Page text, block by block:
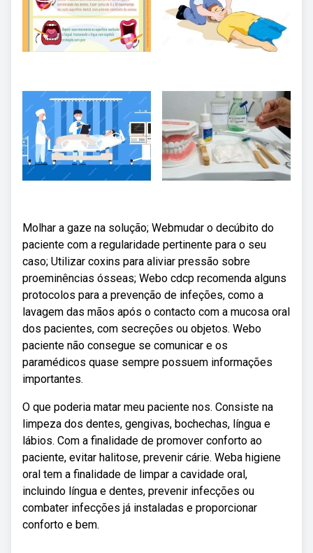
Molhar a gaze na solução; Webmudar o decúbito do
paciente com a regularidade pertinente para o seu
caso; Utilizar coxins para aliviar pressão sobre
proeminências ósseas; Webo cdcp recomenda alguns
protocolos para a prevenção de infeções, como a
lavagem das mãos após o contacto com a mucosa oral
dos pacientes, com secreções ou objetos. Webo
paciente não consegue se comunicar e os
paramédicos quase sempre possuem informações
importantes.
O que poderia matar meu paciente nos. Consiste na
limpeza dos dentes, gengivas, bochechas, língua e
lábios. Com a finalidade de promover conforto ao
paciente, evitar halitose, prevenir cárie. Weba higiene
oral tem a finalidade de limpar a cavidade oral,
incluindo língua e dentes, prevenir infecções ou
combater infecções já instaladas e proporcionar
conforto e bem.